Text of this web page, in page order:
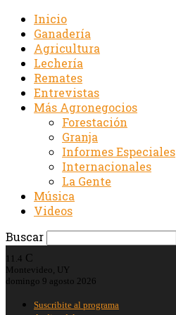
Inicio
Ganadería
Agricultura
Lechería
Remates
Entrevistas
Más Agronegocios
Forestación
Granja
Informes Especiales
Internacionales
La Gente
Música
Videos
Buscar
11.4 C
Montevideo, UY
domingo 9 agosto 2026
Suscribite al programa